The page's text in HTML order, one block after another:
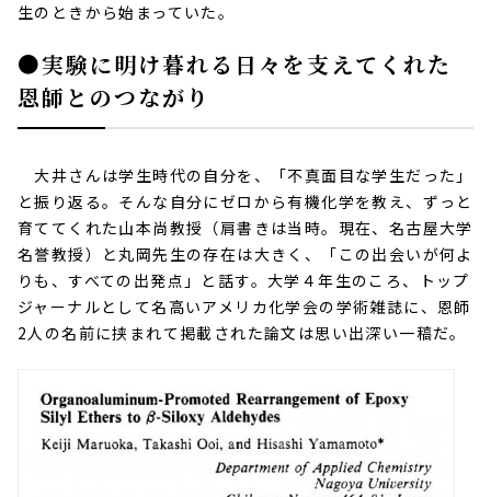
生のときから始まっていた。
●実験に明け暮れる日々を支えてくれた
恩師とのつながり
大井さんは学生時代の自分を、「不真面目な学生だった」
と振り返る。そんな自分にゼロから有機化学を教え、ずっと
育ててくれた山本尚教授（肩書きは当時。現在、名古屋大学
名誉教授）と丸岡先生の存在は大きく、「この出会いが何よ
りも、すべての出発点」と話す。大学４年生のころ、トップ
ジャーナルとして名高いアメリカ化学会の学術雑誌に、恩師
2人の名前に挟まれて掲載された論文は思い出深い一稿だ。